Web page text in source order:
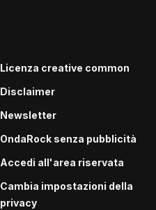
Licenza creative common
Disclaimer
Newsletter
OndaRock senza pubblicità
Accedi all'area riservata
Cambia impostazioni della
privacy